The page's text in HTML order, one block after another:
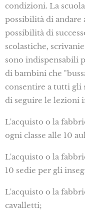
condizioni. La
possibilità di andare
possibilità di
scolastiche,
sono indispensabili
di bambini che
consentire a tutti gli
di seguire le lezioni
L'acquisto o la
ogni classe alle 10
L'acquisto o la
10 sedie per gli
L'acquisto o la
cavalletti;